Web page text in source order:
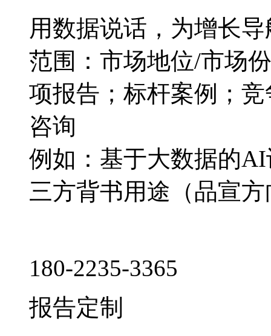
用数据说话，为增长导
范围：市场地位/市场
项报告；标杆案例；
咨询
例如：基于大数据的
三方背书用途（品宣
180-2235-3365
报告定制